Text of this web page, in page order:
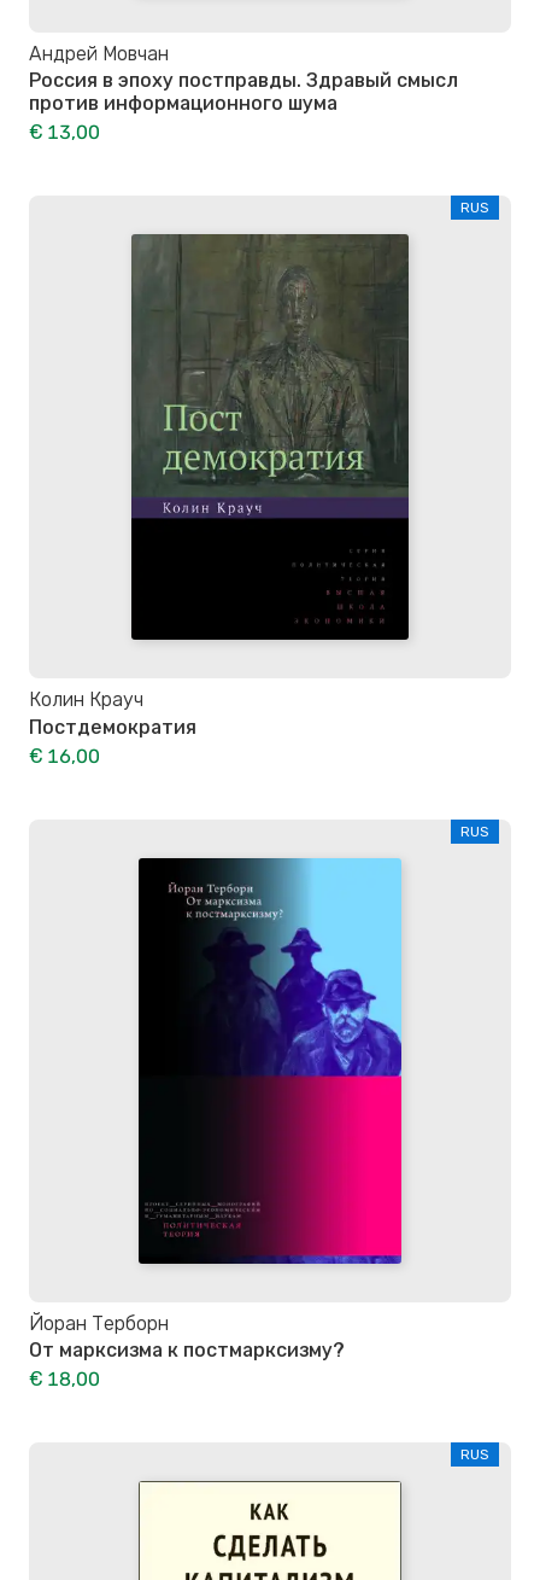
Андрей Мовчан
Россия в эпоху постправды. Здравый смысл
против информационного шума
€ 13,00
RUS
Колин Крауч
Постдемократия
€ 16,00
RUS
Йоран Терборн
От марксизма к постмарксизму?
€ 18,00
RUS